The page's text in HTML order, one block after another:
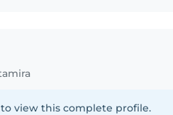
view this complete profile.